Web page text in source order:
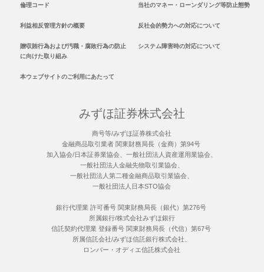
倫理コード 当社のマネー・ローンダリング等防止態勢
利益相反管理方針の概要 反社会的勢力への対応について
贈収賄行為および汚職・腐敗行為の防止
に向けた取り組み
システム障害時の対応について
本ウェブサイトのご利用にあたって
みずほ証券株式会社
商号等/みずほ証券株式会社
金融商品取引業者 関東財務局長（金商）第94号
加入協会/日本証券業協会、一般社団法人資産運用業協会、
一般社団法人金融先物取引業協会、
一般社団法人第二種金融商品取引業協会、
一般社団法人日本STO協会
銀行代理業 許可番号 関東財務局長（銀代）第276号
所属銀行/株式会社みずほ銀行
信託契約代理業 登録番号 関東財務局長（代信）第67号
所属信託会社/みずほ信託銀行株式会社、
ロンバー・オディエ信託株式会社